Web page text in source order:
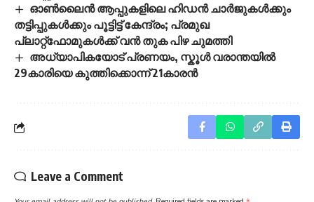
ഓൺലൈൻ ആപ്പുകളിലെ ഹിഡൻ ചാർജുകൾക്കും
തട്ടിപ്പുകൾക്കും പൂട്ടിട്ട് കേന്ദ്രം; പ്രമുഖ
പ്ലാറ്റ്‌ഫോമുകൾക്ക് വൻ തുക പിഴ ചുമത്തി
അധ്യാപികയോട് പ്രണയം, സ്കൂൾ വരാന്തയിൽ
29കാരിയെ കുത്തിക്കൊന്ന് 21കാരൻ
Leave a Comment